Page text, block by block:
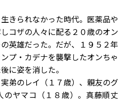
きられなかった時代。医薬品や
コザの人々に配る２０歳のオン
英雄だった。だが、１９５２年
プ・カデナを襲撃したオンちゃ
に姿を消した。
弟のレイ（１７歳）、親友のグ
のヤマコ（１８歳）。真藤順丈